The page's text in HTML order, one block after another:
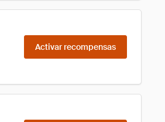
Activar recompensas